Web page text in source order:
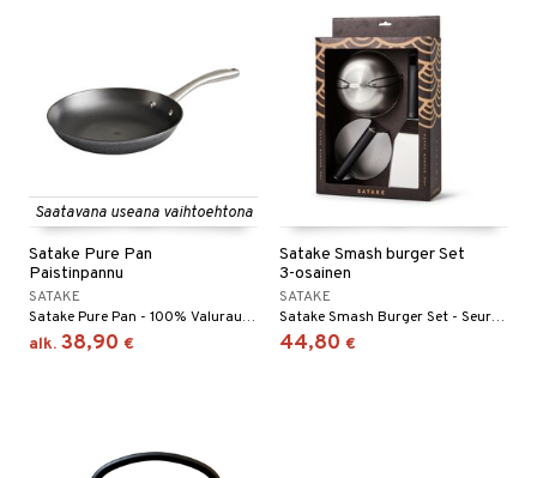
Saatavana useana vaihtoehtona
Satake Pure Pan
Paistinpannu
SATAKE
Satake Pure Pan - 100% Valurautaa.
alk. 38,90 €
Satake Smash burger Set
3-osainen
SATAKE
Satake Smash Burger Set - Seuraavan tason Smash-burgerit!
44,80 €